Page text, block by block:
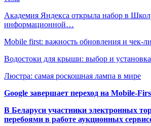
Академия Яндекса открыла набор в
информационной…
Mobile first: важность обновления и чек-
Водостоки для крыши: выбор и
Люстра: самая роскошная лампа в мире
Google завершает переход на Mobile-
В Беларуси участники электронных
перебоями в работе аукционных